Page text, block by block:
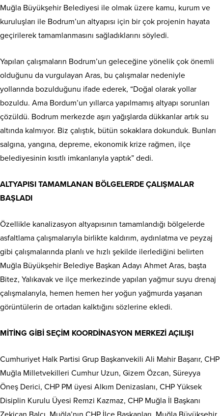
Muğla Büyükşehir Belediyesi ile olmak üzere kamu, kurum ve
kuruluşları ile Bodrum’un altyapısı için bir çok projenin hayata
geçirilerek tamamlanmasını sağladıklarını söyledi.
Yapılan çalışmaların Bodrum’un geleceğine yönelik çok önemli
olduğunu da vurgulayan Aras, bu çalışmalar nedeniyle
yollarında bozulduğunu ifade ederek, “Doğal olarak yollar
bozuldu. Ama Bordum’un yıllarca yapılmamış altyapı sorunları
çözüldü. Bodrum merkezde aşırı yağışlarda dükkanlar artık su
altında kalmıyor. Biz çalıştık, bütün sokaklara dokunduk. Bunları
salgına, yangına, depreme, ekonomik krize rağmen, ilçe
belediyesinin kısıtlı imkanlarıyla yaptık” dedi.
ALTYAPISI TAMAMLANAN BÖLGELERDE ÇALIŞMALAR
BAŞLADI
Özellikle kanalizasyon altyapısının tamamlandığı bölgelerde
asfaltlama çalışmalarıyla birlikte kaldırım, aydınlatma ve peyzaj
gibi çalışmalarında planlı ve hızlı şekilde ilerlediğini belirten
Muğla Büyükşehir Belediye Başkan Adayı Ahmet Aras, başta
Bitez, Yalıkavak ve ilçe merkezinde yapılan yağmur suyu drenaj
çalışmalarıyla, hemen hemen her yoğun yağmurda yaşanan
görüntülerin de ortadan kalktığını sözlerine ekledi.
MİTİNG GİBİ SEÇİM KOORDİNASYON MERKEZİ AÇILIŞI
Cumhuriyet Halk Partisi Grup Başkanvekili Ali Mahir Başarır, CHP
Muğla Milletvekilleri Cumhur Uzun, Gizem Özcan, Süreyya
Öneş Derici, CHP PM üyesi Alkım Denizaslanı, CHP Yüksek
Disiplin Kurulu Üyesi Remzi Kazmaz, CHP Muğla İl Başkanı